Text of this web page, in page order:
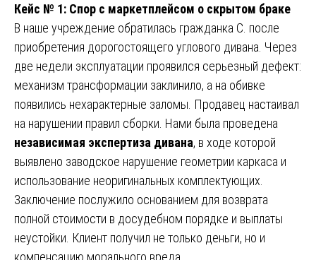
Кейс № 1: Спор с маркетплейсом о скрытом браке
В наше учреждение обратилась гражданка С. после
приобретения дорогостоящего углового дивана. Через
две недели эксплуатации проявился серьезный дефект:
механизм трансформации заклинило, а на обивке
появились нехарактерные заломы. Продавец настаивал
на нарушении правил сборки. Нами была проведена
независимая экспертиза дивана, в ходе которой
выявлено заводское нарушение геометрии каркаса и
использование неоригинальных комплектующих.
Заключение послужило основанием для возврата
полной стоимости в досудебном порядке и выплаты
неустойки. Клиент получил не только деньги, но и
компенсацию морального вреда.